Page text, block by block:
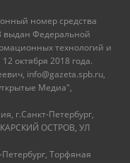
номер средства
Федеральной
технологий и
октября 2018 года.
info@gazeta.spb.ru,
Медиа",
г.Санкт-Петербург,
ОСТРОВ, УЛ
Торфяная